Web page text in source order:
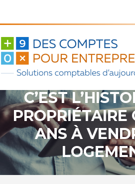
Aller
contenu
C’EST
PROPRIÉTAIRE
ANS À